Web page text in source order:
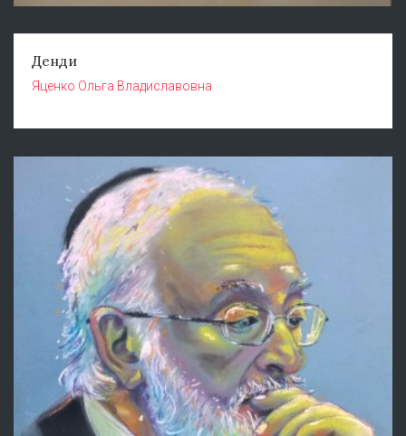
Денди
Яценко Ольга Владиславовна